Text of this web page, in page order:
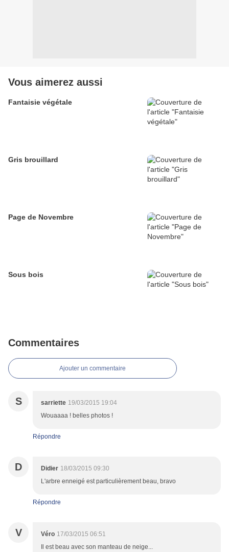
Vous aimerez aussi
Fantaisie végétale
Gris brouillard
Page de Novembre
Sous bois
Commentaires
Ajouter un commentaire
S sarriette 19/03/2015 19:04
Wouaaaa ! belles photos !
Répondre
D Didier 18/03/2015 09:30
L'arbre enneigé est particulièrement beau, bravo
Répondre
V Véro 17/03/2015 06:51
Il est beau avec son manteau de neige...